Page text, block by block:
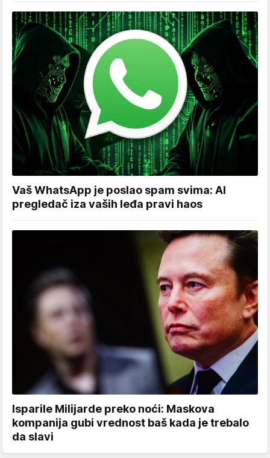
Vaš WhatsApp je poslao spam svima: AI
pregledač iza vaših leđa pravi haos
Isparile Milijarde preko noći: Maskova
kompanija gubi vrednost baš kada je trebalo
da slavi